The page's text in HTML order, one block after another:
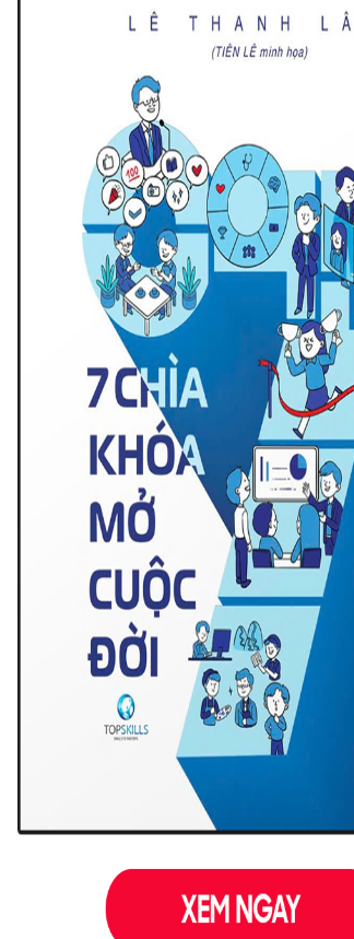
Làm Sao Để Phát Triển Năng Lực Lãnh
Trong bối cảnh kinh doanh đầy biến động như
đạo là yếu tố then chốt để doanh nghiệp thích
nhà lãnh đạo giỏi sẽ có khả năng truyền cảm
tạo và dẫn dắt đội ngũ vượt qua mọi khó khăn...
XEM CHI TIẾT
Những Kỹ Năng Lãnh Đạo Đội Nhóm Hiệu
Leader Cần Có
Trong bối cảnh kinh doanh cạnh tranh ngày nay,
đạo nhóm không chỉ là quản lý công việc mà
hứng, tạo động lực và dẫn dắt cả đội ngũ vượt
năng lãnh đạo đội nhóm hiệu quả không chỉ là...
Top kỹ năng nhà quản lý cấp trung cần
Quản lý cấp trung là cầu nối giữa nhà lãnh đạo
trò then chốt trong việc thực thi và đảm bảo
động hàng ngày, đồng thời truyền đạt tầm nhìn
XEM CHI TIẾT